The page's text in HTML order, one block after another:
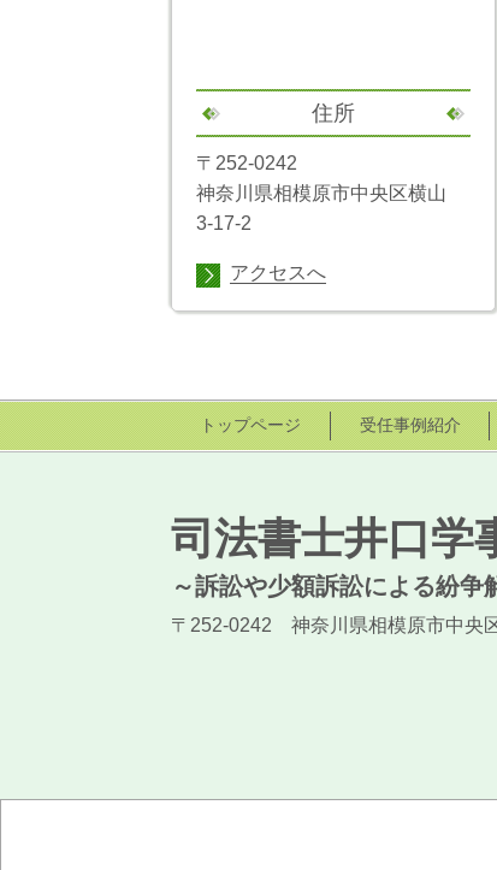
住所
〒252-0242
神奈川県相模原市中央区横山
3-17-2
アクセスへ
トップページ 受任事例紹介
司法書士井口学
～訴訟や少額訴訟による紛争
〒252-0242 神奈川県相模原市中央